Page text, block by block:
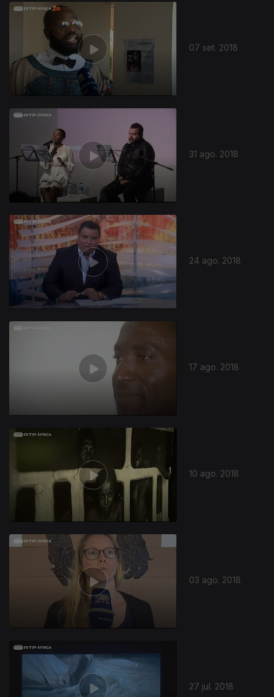
07 set. 2018
31 ago. 2018
24 ago. 2018
17 ago. 2018
10 ago. 2018
03 ago. 2018
27 jul. 2018
357634